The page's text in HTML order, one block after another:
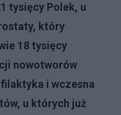
tysięcy Polek, u
który
18 tysięcy
nowotworów
i wczesna
u których już